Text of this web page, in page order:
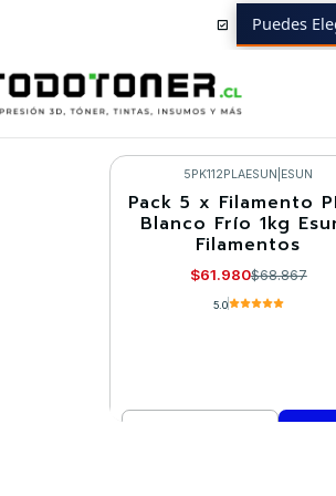
Puedes
-10%
5PK112PLAESUN ESUN
Pack 5 x Filamento
Blanco Frío 1kg
Filamentos
$61.980$68.867
5.0